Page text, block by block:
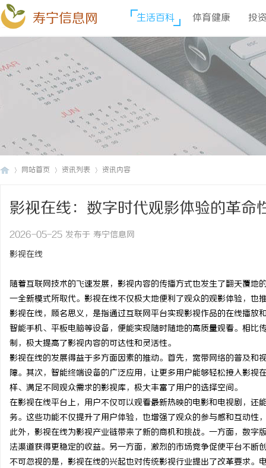
寿宁信息网 生活百科 体育健康 投
网站首页 资讯列表 资讯内容
影视在线：数字时代观影体验的革命
2026-05-25 发布于 寿宁信息网
影视在线
随着互联网技术的飞速发展，影视内容的传播方式也发生了翻天覆
一全新模式所取代。影视在线不仅极大地便利了观众的观影体验，也
影视在线，顾名思义，是指通过互联网平台实现影视作品的在线播
智能手机、平板电脑等设备，便能实现随时随地的高质量观看。相
制，极大提高了影视内容的可达性和灵活性。
影视在线的发展得益于多方面因素的推动。首先，宽带网络的普及
障。其次，智能终端设备的广泛应用，让更多用户能够轻松接入影
样、满足不同观众需求的影视库，极大丰富了用户的选择空间。
在影视在线平台上，用户不仅可以观看最新热映的电影和电视剧，
务。这些功能不仅提升了用户体验，也增强了观众的参与感和互动性
此外，影视在线为影视产业链带来了新的商机和挑战。一方面，数
法渠道获得更稳定的收益。另一方面，激烈的市场竞争促使平台不
不可忽视的是，影视在线的兴起也对传统影视行业提出了改革要求